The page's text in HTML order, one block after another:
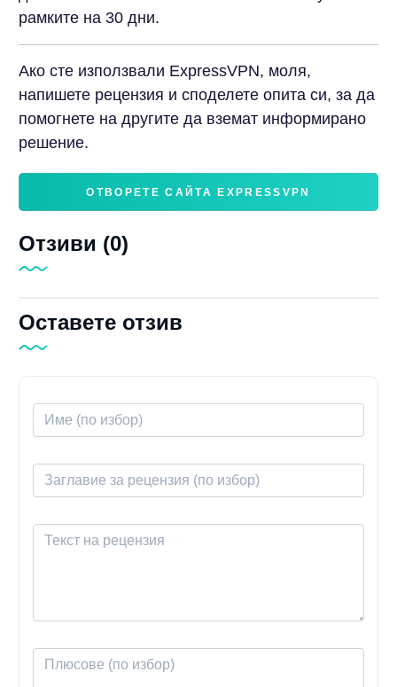
рамките на 30 дни.
Ако сте използвали ExpressVPN, моля,
напишете рецензия и споделете опита си, за да
помогнете на другите да вземат информирано
решение.
ОТВОРЕТЕ САЙТА EXPRESSVPN
Отзиви (0)
Оставете отзив